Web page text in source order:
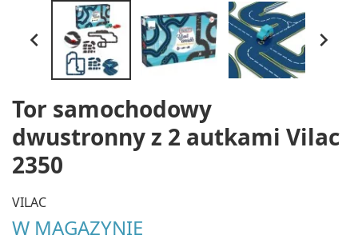
 
Tor samochodowy
dwustronny z 2 autkami Vilac
2350
VILAC
W MAGAZYNIE